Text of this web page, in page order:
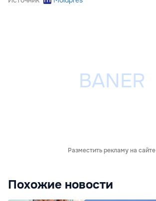
Разместить рекламу на сайте
Похожие новости